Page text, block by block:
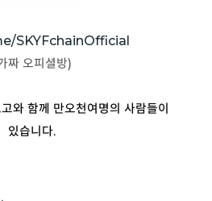
SKYFchainOfficial
짜 오피셜방)
와 함께 만오천여명의 사람들이
있습니다.